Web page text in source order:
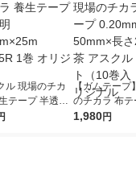
ル 現場のチカ
テープ 半透明
YN25R 1
【ガムテープ
のチカラ 布
0mm厚 幅
1,980円